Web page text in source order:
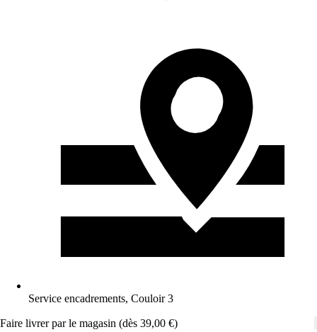
Service encadrements, Couloir 3
Faire livrer par le magasin (dès 39,00 €)